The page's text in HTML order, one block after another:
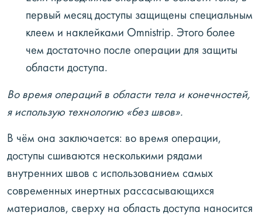
первый месяц доступы защищены специальным
клеем и наклейками Omnistrip. Этого более
чем достаточно после операции для защиты
области доступа.
Во время операций в области тела и конечностей,
я использую технологию «без швов».
В чём она заключается: во время операции,
доступы сшиваются несколькими рядами
внутренних швов с использованием самых
современных инертных рассасывающихся
материалов, сверху на область доступа наносится